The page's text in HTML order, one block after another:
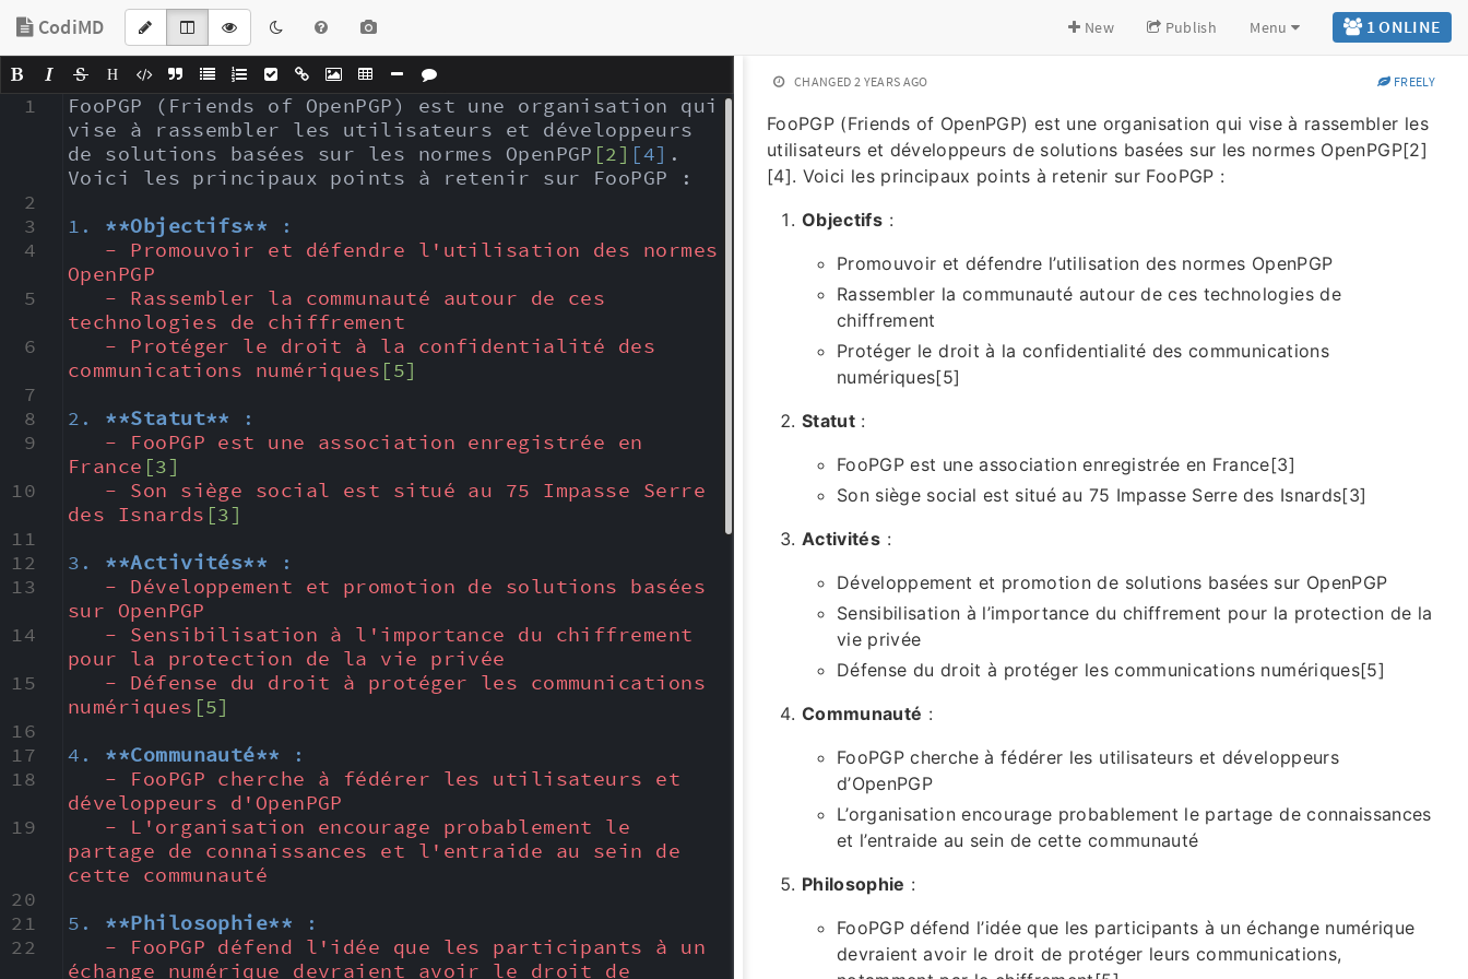
CodiMD 1ONLINE
New Publish Menu
H
1
FooPGP (Friends of OpenPGP) est une organisation qui
vise à rassembler les utilisateurs et développeurs
de solutions basées sur les normes OpenPGP [2] [4] .
Voici les principaux points à retenir sur FooPGP :
2
3
1. **Objectifs** :
4
- Promouvoir et défendre l'utilisation des normes
OpenPGP
5
- Rassembler la communauté autour de ces
technologies de chiffrement
6
- Protéger le droit à la confidentialité des
communications numériques [5]
7
8
2. **Statut** :
9
- FooPGP est une association enregistrée en
France [3]
10
- Son siège social est situé au 75 Impasse Serre
des Isnards [3]
11
12
3. **Activités** :
13
- Développement et promotion de solutions basées
sur OpenPGP
14
- Sensibilisation à l'importance du chiffrement
pour la protection de la vie privée
15
- Défense du droit à protéger les communications
numériques [5]
16
17
4. **Communauté** :
18
- FooPGP cherche à fédérer les utilisateurs et
développeurs d'OpenPGP
19
- L'organisation encourage probablement le
partage de connaissances et l'entraide au sein de
cette communauté
20
21
5. **Philosophie** :
22
- FooPGP défend l'idée que les participants à un
échange numérique devraient avoir le droit de
CHANGED 2 YEARS AGO FREELY
FooPGP (Friends of OpenPGP) est une organisation qui vise à rassembler les
utilisateurs et développeurs de solutions basées sur les normes OpenPGP[2]
[4]. Voici les principaux points à retenir sur FooPGP :
Objectifs :
Promouvoir et défendre l’utilisation des normes OpenPGP
Rassembler la communauté autour de ces technologies de
chiffrement
Protéger le droit à la confidentialité des communications
numériques[5]
Statut :
FooPGP est une association enregistrée en France[3]
Son siège social est situé au 75 Impasse Serre des Isnards[3]
Activités :
Développement et promotion de solutions basées sur OpenPGP
Sensibilisation à l’importance du chiffrement pour la protection de la
vie privée
Défense du droit à protéger les communications numériques[5]
Communauté :
FooPGP cherche à fédérer les utilisateurs et développeurs
d’OpenPGP
L’organisation encourage probablement le partage de connaissances
et l’entraide au sein de cette communauté
Philosophie :
FooPGP défend l’idée que les participants à un échange numérique
devraient avoir le droit de protéger leurs communications,